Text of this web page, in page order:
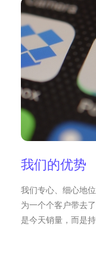
我们的优势
我们专心、细心地
为一个个客户带去
是今天销量，而是